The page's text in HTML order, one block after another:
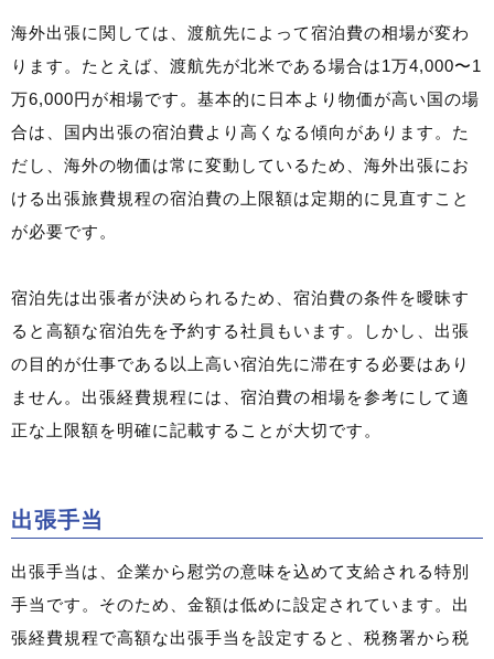
海外出張に関しては、渡航先によって宿泊費の相場が変わ
ります。たとえば、渡航先が北米である場合は1万4,000〜1
万6,000円が相場です。基本的に日本より物価が高い国の場
合は、国内出張の宿泊費より高くなる傾向があります。た
だし、海外の物価は常に変動しているため、海外出張にお
ける出張旅費規程の宿泊費の上限額は定期的に見直すこと
が必要です。
宿泊先は出張者が決められるため、宿泊費の条件を曖昧す
ると高額な宿泊先を予約する社員もいます。しかし、出張
の目的が仕事である以上高い宿泊先に滞在する必要はあり
ません。出張経費規程には、宿泊費の相場を参考にして適
正な上限額を明確に記載することが大切です。
出張手当
出張手当は、企業から慰労の意味を込めて支給される特別
手当です。そのため、金額は低めに設定されています。出
張経費規程で高額な出張手当を設定すると、税務署から税